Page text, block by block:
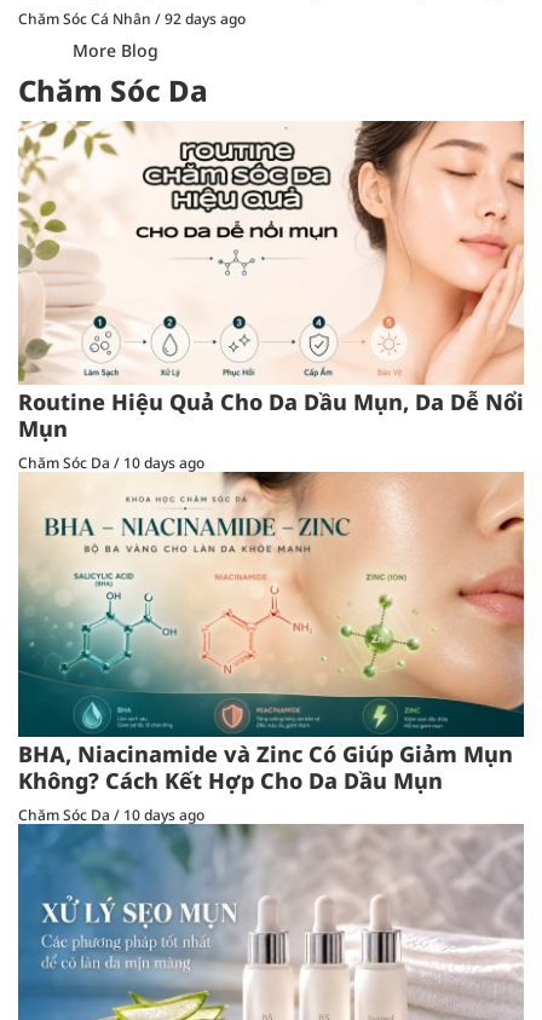
Chăm Sóc Cá Nhân /92 days ago
More Blog
Chăm Sóc Da
Routine Hiệu Quả Cho Da Dầu Mụn, Da Dễ Nổi
Mụn
Chăm Sóc Da / 10 days ago
BHA, Niacinamide và Zinc Có Giúp Giảm Mụn
Không? Cách Kết Hợp Cho Da Dầu Mụn
Chăm Sóc Da / 10 days ago